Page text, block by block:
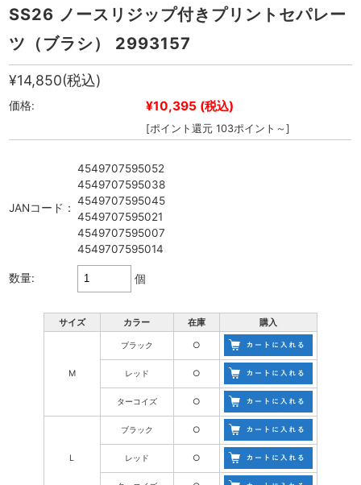
SS26 ノースリジップ付きプリントセパレー
ツ（ブラシ） 2993157
¥14,850(税込)
価格: ¥10,395 (税込)
[ポイント還元 103ポイント～]
JANコード：
4549707595052
4549707595038
4549707595045
4549707595021
4549707595007
4549707595014
数量: 個
サイズ カラー 在庫 購入
M
ブラック ○
レッド ○
ターコイズ ○
L
ブラック ○
レッド ○